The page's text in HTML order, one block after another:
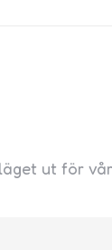
ut för